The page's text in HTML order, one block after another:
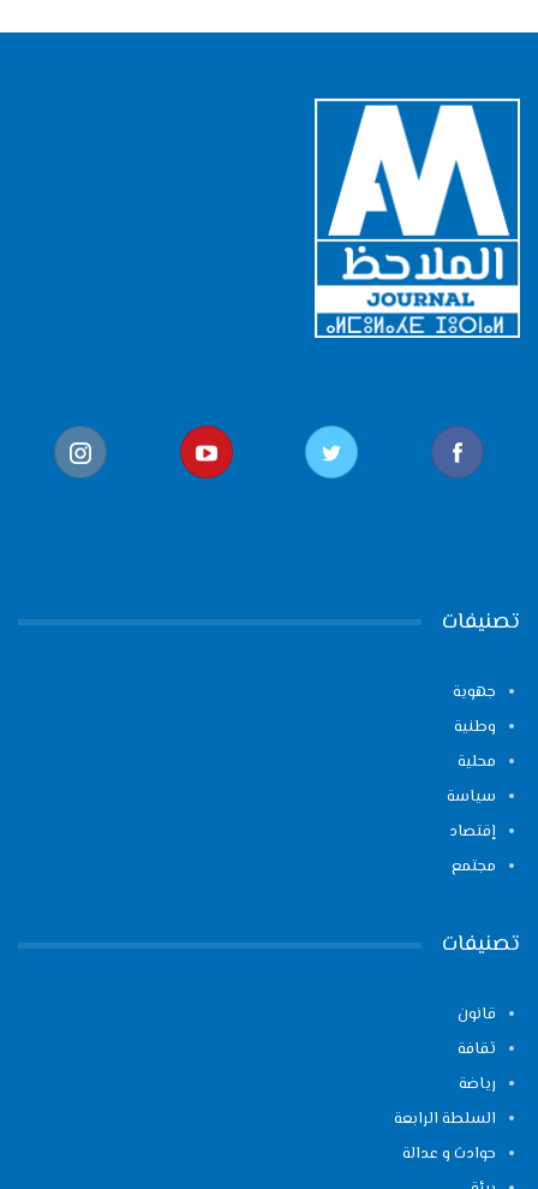
تصنيفات
جهوية
وطنية
محلية
سياسة
إقتصاد
مجتمع
تصنيفات
قانون
ثقافة
رياضة
السلطة الرابعة
حوادث و عدالة